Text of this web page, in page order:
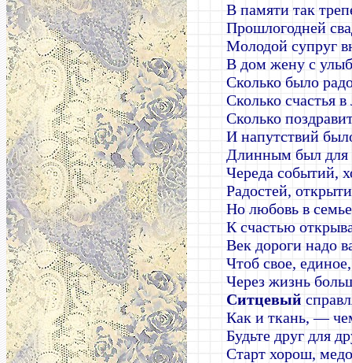
В памяти так
Прошлогодней
Молодой супруг
В дом жену с
Сколько было
Сколько счастья
Сколько
И напутствий
Длинным был для
Череда событий,
Радостей,
Но любовь в
К счастью
Век дороги надо
Чтоб свое,
Через жизнь
Ситцевый
Как и ткань, —
Будьте друг для
Старт хорош,